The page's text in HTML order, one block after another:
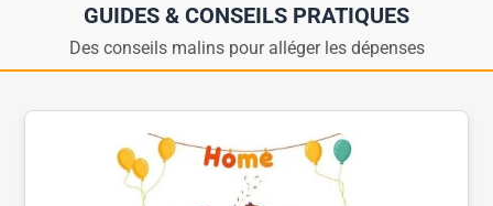
GUIDES & CONSEILS PRATIQUES
Des conseils malins pour alléger les dépenses